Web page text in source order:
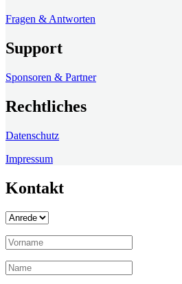
Fragen & Antworten
Support
Sponsoren & Partner
Rechtliches
Datenschutz
Impressum
Kontakt